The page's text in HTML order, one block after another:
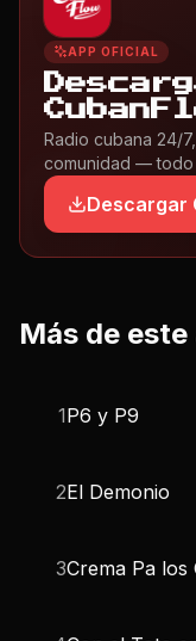
APP OFICIAL
Radio cubana 24/
comunidad — todo
Descargar
Más de este
1P6 y P9
2El Demonio
3Crema Pa los